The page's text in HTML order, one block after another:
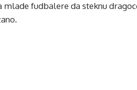
fudbalere da steknu